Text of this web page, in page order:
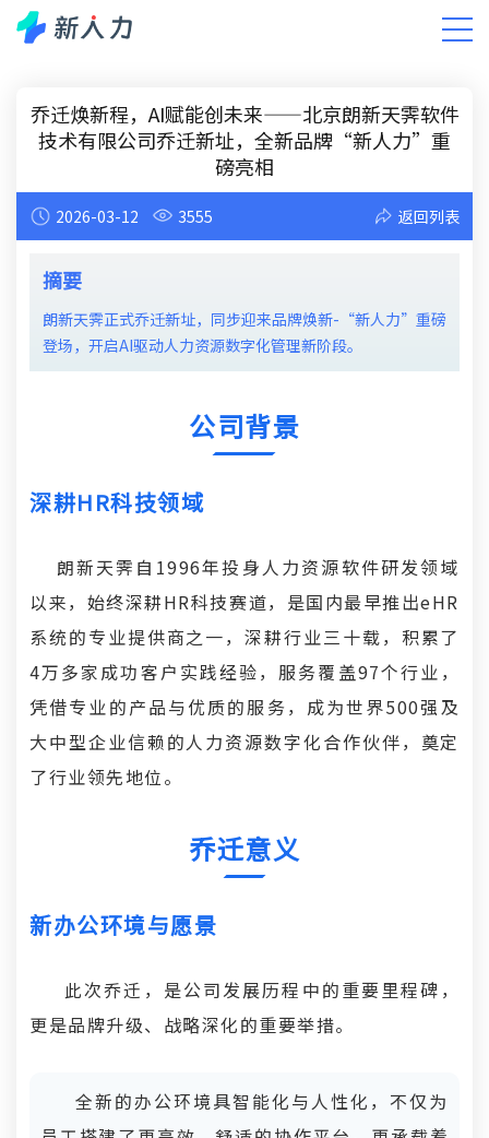
新闻中心 小新有话说
乔迁焕新程，AI赋能创未来——北京朗新天霁软件
技术有限公司乔迁新址，全新品牌“新人力”重
磅亮相
2026-03-12 3555 返回列表
摘要
朗新天霁正式乔迁新址，同步迎来品牌焕新-“新人力”重磅
登场，开启AI驱动人力资源数字化管理新阶段。
公司背景
深耕HR科技领域
朗新天霁自1996年投身人力资源软件研发领域
以来，始终深耕HR科技赛道，是国内最早推出eHR
系统的专业提供商之一，深耕行业三十载，积累了
4万多家成功客户实践经验，服务覆盖97个行业，
凭借专业的产品与优质的服务，成为世界500强及
大中型企业信赖的人力资源数字化合作伙伴，奠定
了行业领先地位。
乔迁意义
新办公环境与愿景
此次乔迁，是公司发展历程中的重要里程碑，
更是品牌升级、战略深化的重要举措。
全新的办公环境具智能化与人性化，不仅为